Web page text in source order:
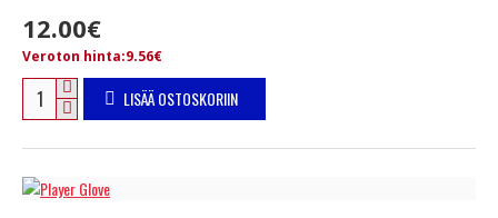
12.00€
Veroton hinta:9.56€
LISÄÄ OSTOSKORIIN